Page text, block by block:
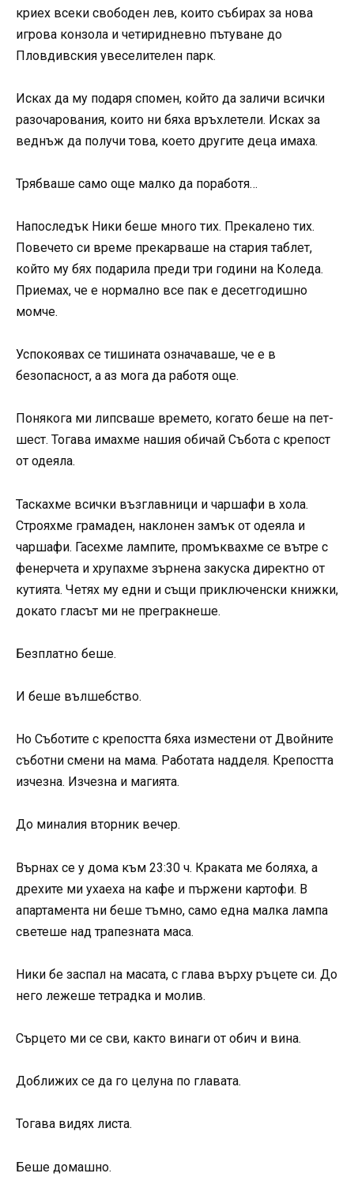
криех всеки свободен лев, които събирах за нова
игрова конзола и четиридневно пътуване до
Пловдивския увеселителен парк.
Исках да му подаря спомен, който да заличи всички
разочарования, които ни бяха връхлетели. Исках за
веднъж да получи това, което другите деца имаха.
Трябваше само още малко да поработя…
Напоследък Ники беше много тих. Прекалено тих.
Повечето си време прекарваше на стария таблет,
който му бях подарила преди три години на Коледа.
Приемах, че е нормално все пак е десетгодишно
момче.
Успокоявах се тишината означаваше, че е в
безопасност, а аз мога да работя още.
Понякога ми липсваше времето, когато беше на пет-
шест. Тогава имахме нашия обичай Събота с крепост
от одеяла.
Таскахме всички възглавници и чаршафи в хола.
Строяхме грамаден, наклонен замък от одеяла и
чаршафи. Гасехме лампите, промъквахме се вътре с
фенерчета и хрупахме зърнена закуска директно от
кутията. Четях му едни и същи приключенски книжки,
докато гласът ми не прегракнеше.
Безплатно беше.
И беше вълшебство.
Но Съботите с крепостта бяха изместени от Двойните
съботни смени на мама. Работата надделя. Крепостта
изчезна. Изчезна и магията.
До миналия вторник вечер.
Върнах се у дома към 23:30 ч. Краката ме боляха, а
дрехите ми ухаеха на кафе и пържени картофи. В
апартамента ни беше тъмно, само една малка лампа
светеше над трапезната маса.
Ники бе заспал на масата, с глава върху ръцете си. До
него лежеше тетрадка и молив.
Сърцето ми се сви, както винаги от обич и вина.
Доближих се да го целуна по главата.
Тогава видях листа.
Беше домашно.